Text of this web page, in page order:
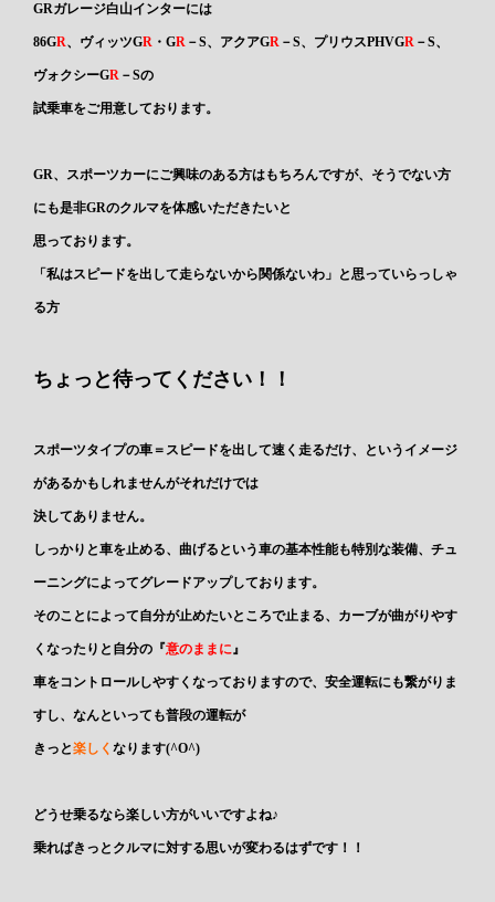
GRガレージ白山インターには
86GR、ヴィッツGR ・GR －S、アクアGR －S、プリウスPHVGR －S、
ヴォクシーGR －Sの
試乗車をご用意しております。
GR、スポーツカーにご興味のある方はもちろんですが、そうでない方
にも是非GRのクルマを体感いただきたいと
思っております。
「私はスピードを出して走らないから関係ないわ」と思っていらっしゃ
る方
ちょっと待ってください！！
スポーツタイプの車＝スピードを出して速く走るだけ、というイメージ
があるかもしれませんがそれだけでは
決してありません。
しっかりと車を止める、曲げるという車の基本性能も特別な装備、チュ
ーニングによってグレードアップしております。
そのことによって自分が止めたいところで止まる、カーブが曲がりやす
くなったり と自分の 『意のままに』
車をコントロールしやすくなっておりますので、安全運転にも繋がりま
すし、なんといっても普段の運転が
きっと楽しくなります(^O^)
どうせ乗るなら楽しい方がいいですよね♪
乗ればきっとクルマに対する思いが変わるはずです！！